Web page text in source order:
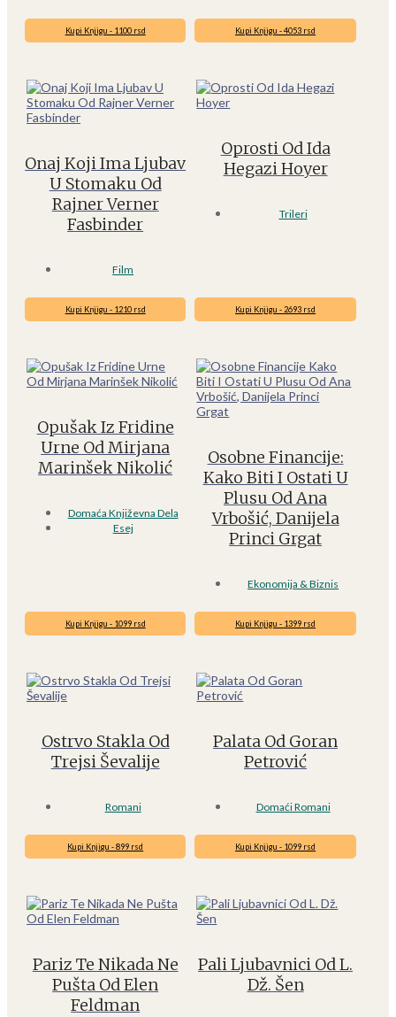
Kupi Knjigu - 1100 rsd
Onaj Koji Ima Ljubav
U Stomaku Od
Rajner Verner
Fasbinder
Film
Kupi Knjigu - 4053 rsd
Oprosti Od Ida
Hegazi Hoyer
Trileri
Kupi Knjigu - 1210 rsd
Opušak Iz Fridine
Urne Od Mirjana
Marinšek Nikolić
Domaća Književna Dela
Esej
Kupi Knjigu - 2693 rsd
Osobne Financije:
Kako Biti I Ostati U
Plusu Od Ana
Vrbošić, Danijela
Princi Grgat
Ekonomija & Biznis
Kupi Knjigu - 1099 rsd
Ostrvo Stakla Od
Trejsi Ševalije
Romani
Kupi Knjigu - 1399 rsd
Palata Od Goran
Petrović
Domaći Romani
Kupi Knjigu - 899 rsd
Pariz Te Nikada Ne
Pušta Od Elen
Feldman
Kupi Knjigu - 1099 rsd
Pali Ljubavnici Od L.
Dž. Šen